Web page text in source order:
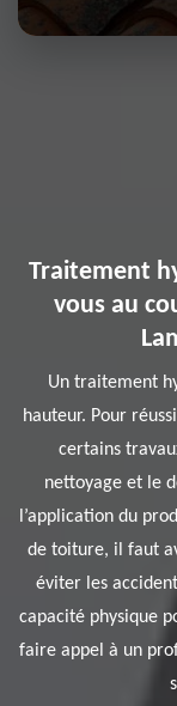
Traitement
vous au
Un traitement
hauteur. Pour
certains
nettoyage et le
l’application du
de toiture, il faut
éviter les
capacité physique
faire appel à un